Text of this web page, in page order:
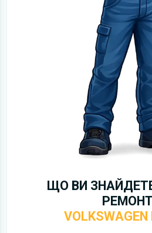
ЩО ВИ